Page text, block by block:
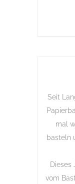
Seit
mal
basteln
Dieses
vom